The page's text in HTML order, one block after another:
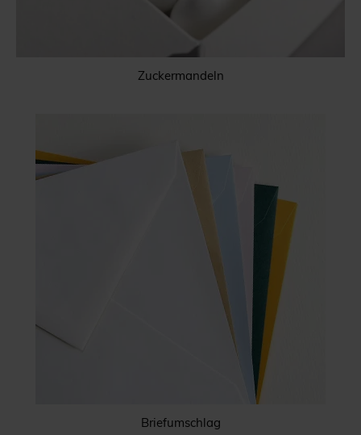
Zuckermandeln
Briefumschlag